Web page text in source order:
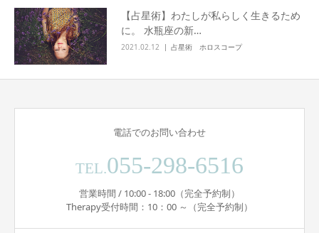
【占星術】わたしが私らしく生きるため
に。 水瓶座の新…
2021.02.12 占星術 ホロスコープ
電話でのお問い合わせ
TEL.055-298-6516
営業時間 / 10:00 - 18:00（完全予約制）
Therapy受付時間：10：00 ～（完全予約制）